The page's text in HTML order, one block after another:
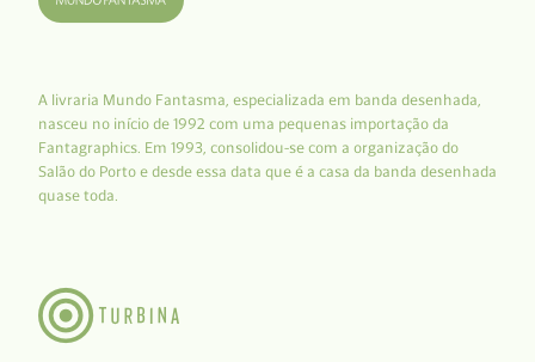
A livraria Mundo Fantasma, especializada em banda desenhada,
nasceu no início de 1992 com uma pequenas importação da
Fantagraphics. Em 1993, consolidou-se com a organização do
Salão do Porto e desde essa data que é a casa da banda desenhada
quase toda.